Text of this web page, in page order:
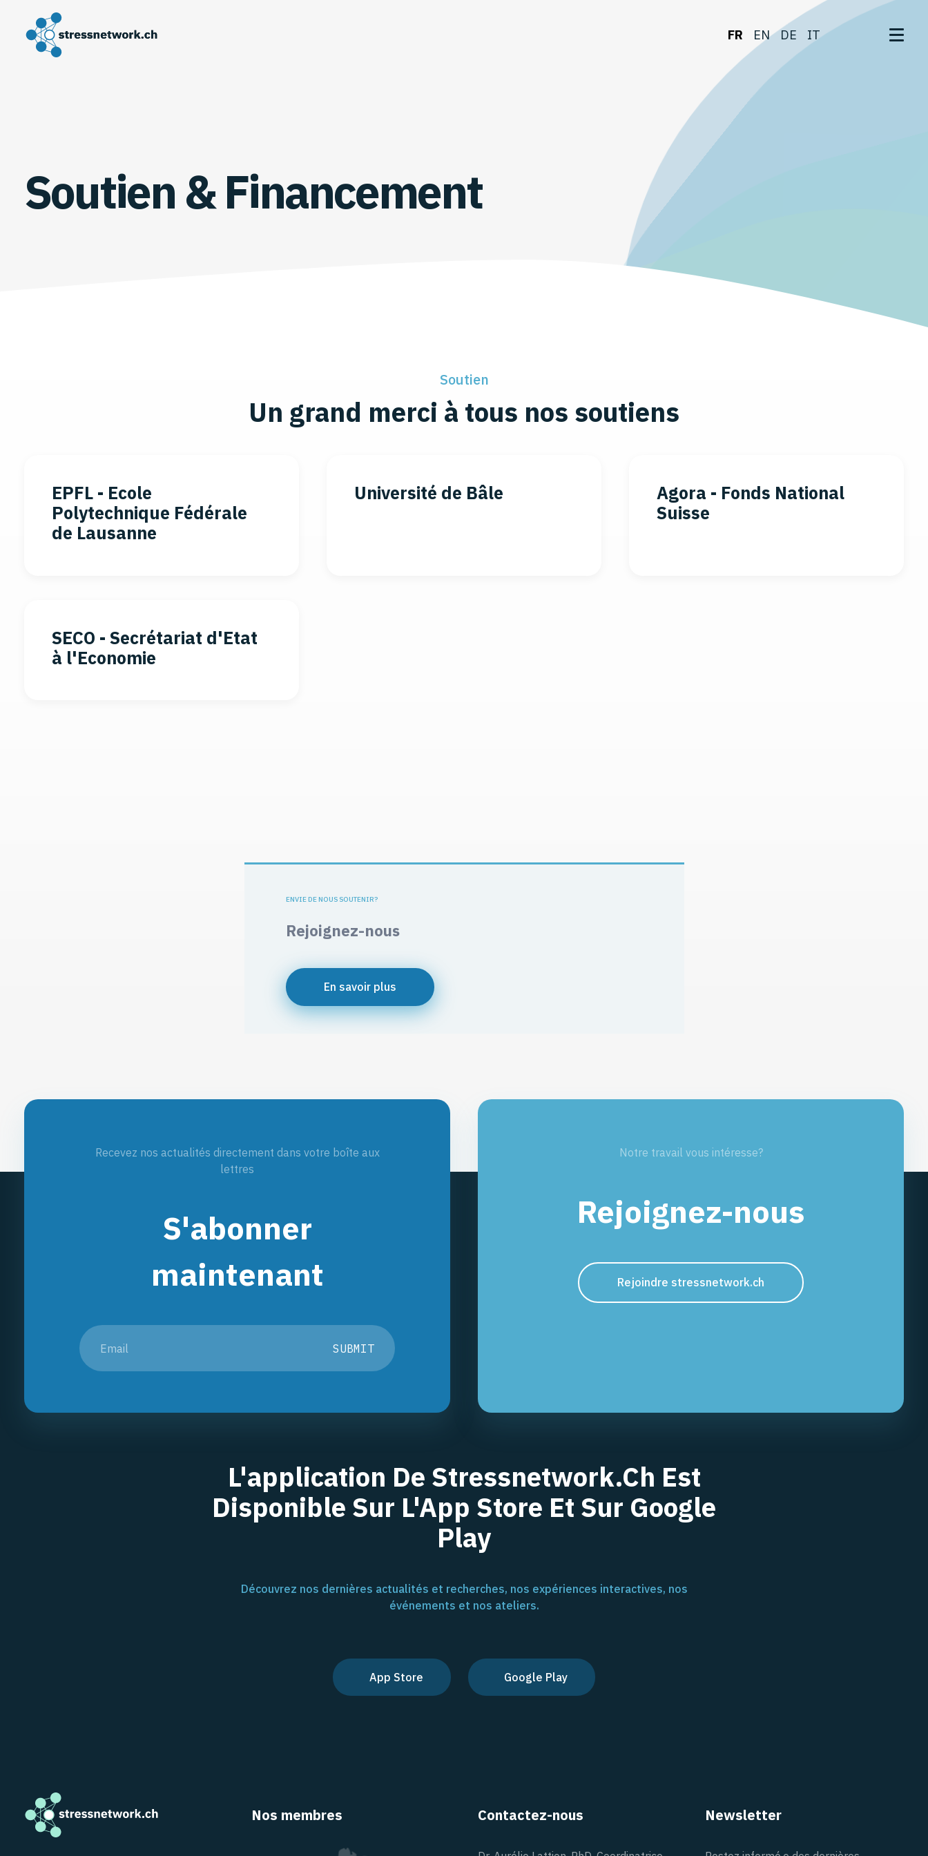
FR EN DE IT
Soutien & Financement
Soutien
Un grand merci à tous nos soutiens
EPFL - Ecole
Polytechnique Fédérale
de Lausanne
Université de Bâle
Agora - Fonds National
Suisse
SECO - Secrétariat d'Etat
à l'Economie
ENVIE DE NOUS SOUTENIR?
Rejoignez-nous
En savoir plus
Recevez nos actualités directement dans votre boîte aux
lettres
S'abonner
maintenant
SUBMIT
Notre travail vous intéresse?
Rejoignez-nous
Rejoindre stressnetwork.ch
L'application De Stressnetwork.ch Est
Disponible Sur L'App Store Et Sur Google
Play
Découvrez nos dernières actualités et recherches, nos expériences interactives, nos
événements et nos ateliers.
App Store Google Play
Nos membres Contactez-nous Newsletter